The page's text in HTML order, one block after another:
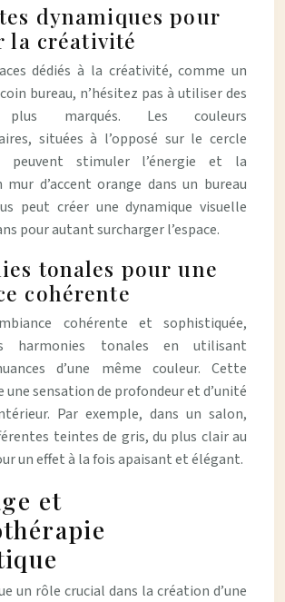
dynamiques pour
la créativité
dédiés à la créativité, comme un
bureau, n’hésitez pas à utiliser des
plus marqués. Les couleurs
situées à l’opposé sur le cercle
peuvent stimuler l’énergie et la
d’accent orange dans un bureau
peut créer une dynamique visuelle
pour autant surcharger l’espace.
tonales pour une
cohérente
cohérente et sophistiquée,
harmonies tonales en utilisant
d’une même couleur. Cette
une sensation de profondeur et d’unité
Par exemple, dans un salon,
teintes de gris, du plus clair au
un effet à la fois apaisant et élégant.
et
un rôle crucial dans la création d’une